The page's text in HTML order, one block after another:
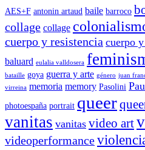
AES+F antonin artaud baile barroco
collage collage
cuerpo y resistencia cuerpo
baluard eulalia valldosera
bataille goya guerra y arte género juan
virreina memoria memory Pasolini
photoespaña portrait queer
vanitas vanitas video art
videoperformance